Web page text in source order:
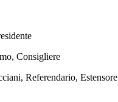
Consigliere
Referendario, Estensore